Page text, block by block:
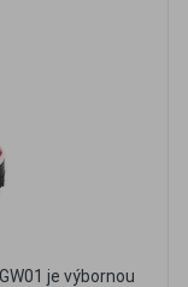
je výbornou